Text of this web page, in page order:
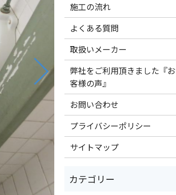
施工の流れ
よくある質問
取扱いメーカー
弊社をご利用頂きました『お
客様の声』
お問い合わせ
プライバシーポリシー
サイトマップ